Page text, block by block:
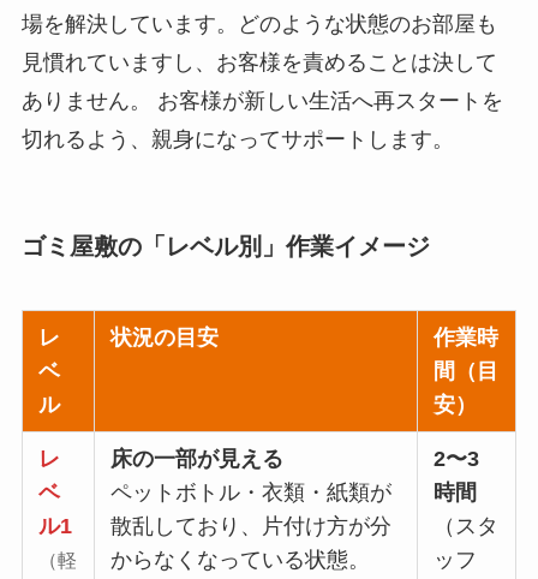
場を解決しています。どのような状態のお部屋も
見慣れていますし、お客様を責めることは決して
ありません。 お客様が新しい生活へ再スタートを
切れるよう、親身になってサポートします。
ゴミ屋敷の「レベル別」作業イメージ
レ
ベ
ル
状況の目安
作業時
間（目
安）
レ
ベ
ル1
（軽
床の一部が見える
ペットボトル・衣類・紙類が
散乱しており、片付け方が分
からなくなっている状態。
2〜3
時間
（スタ
ッフ